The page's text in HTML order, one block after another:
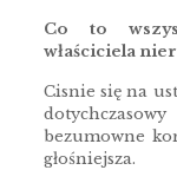
Co to
właściciela
Cisnie się na
bezumowne
głośniejsza.